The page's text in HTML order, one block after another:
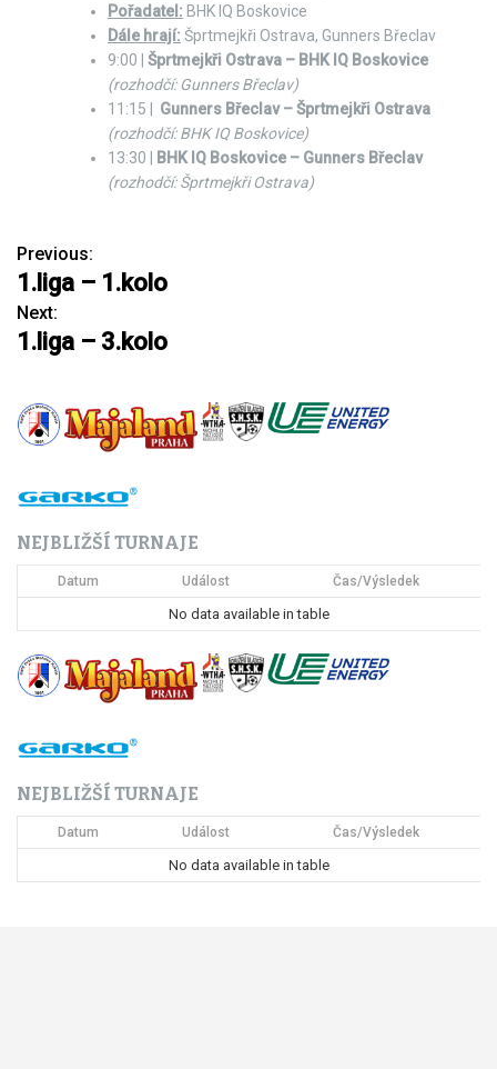
Pořadatel: BHK IQ Boskovice
Dále hrají: Šprtmejkři Ostrava, Gunners Břeclav
9:00 | Šprtmejkři Ostrava – BHK IQ Boskovice
(rozhodčí: Gunners Břeclav)
11:15 |
Gunners Břeclav – Šprtmejkři Ostrava
(rozhodčí: BHK IQ Boskovice)
13:30 |
BHK IQ Boskovice – Gunners Břeclav
(rozhodčí: Šprtmejkři Ostrava)
N
a
v
g
c
e
p
r
o
ř
í
s
Previous:
1.liga – 1.kolo
Next:
1.liga – 3.kolo
NEJBLIŽŠÍ TURNAJE
Datum Událost Čas/Výsledek
No data available in table
NEJBLIŽŠÍ TURNAJE
Datum Událost Čas/Výsledek
No data available in table